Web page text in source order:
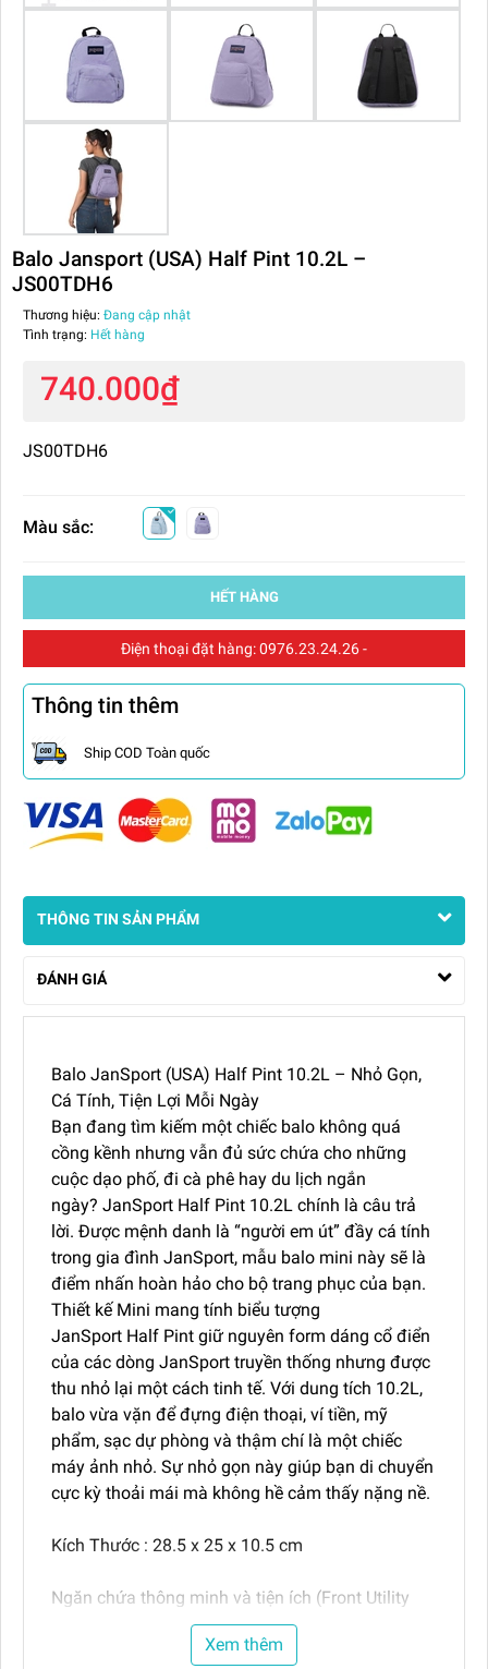
Balo Jansport (USA) Half Pint 10.2L –
JS00TDH6
Thương hiệu: Đang cập nhật
Tình trạng: Hết hàng
740.000₫
JS00TDH6
Màu sắc:
HẾT HÀNG
Điện thoại đặt hàng:0976.23.24.26-
Thông tin thêm
Ship COD Toàn quốc
THÔNG TIN SẢN PHẨM
ĐÁNH GIÁ
Balo JanSport (USA) Half Pint 10.2L – Nhỏ Gọn,
Cá Tính, Tiện Lợi Mỗi Ngày
Bạn đang tìm kiếm một chiếc balo không quá
cồng kềnh nhưng vẫn đủ sức chứa cho những
cuộc dạo phố, đi cà phê hay du lịch ngắn
ngày? JanSport Half Pint 10.2L chính là câu trả
lời. Được mệnh danh là “người em út” đầy cá tính
trong gia đình JanSport, mẫu balo mini này sẽ là
điểm nhấn hoàn hảo cho bộ trang phục của bạn.
Thiết kế Mini mang tính biểu tượng
JanSport Half Pint giữ nguyên form dáng cổ điển
của các dòng JanSport truyền thống nhưng được
thu nhỏ lại một cách tinh tế. Với dung tích 10.2L,
balo vừa vặn để đựng điện thoại, ví tiền, mỹ
phẩm, sạc dự phòng và thậm chí là một chiếc
máy ảnh nhỏ. Sự nhỏ gọn này giúp bạn di chuyển
cực kỳ thoải mái mà không hề cảm thấy nặng nề.
Kích Thước : 28.5 x 25 x 10.5 cm
Ngăn chứa thông minh và tiện ích (Front Utility
Dù nhỏ nhắn, JanSport vẫn không quên tính thực
Xem thêm